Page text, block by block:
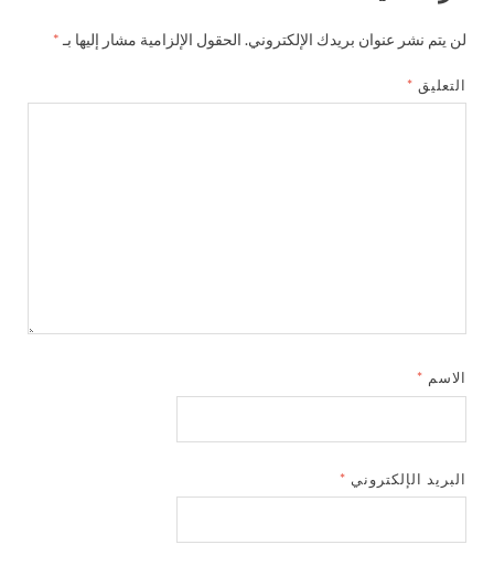
لن يتم نشر عنوان بريدك الإلكتروني. الحقول الإلزامية مشار إليها بـ *
التعليق *
الاسم *
البريد الإلكتروني *